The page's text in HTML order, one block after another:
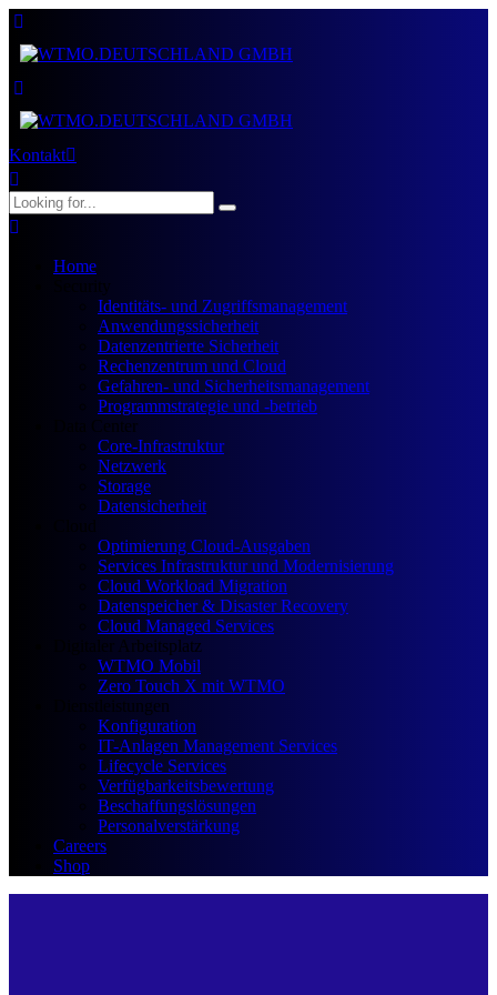
Kontakt
Home
Security
Identitäts- und Zugriffsmanagement
Anwendungssicherheit
Datenzentrierte Sicherheit
Rechenzentrum und Cloud
Gefahren- und Sicherheitsmanagement
Programmstrategie und -betrieb
Data Center
Core-Infrastruktur
Netzwerk
Storage
Datensicherheit
Optimierung Cloud-Ausgaben
Services Infrastruktur und Modernisierung
Cloud Workload Migration
Datenspeicher & Disaster Recovery
Cloud Managed Services
Digitaler Arbeitsplatz
WTMO Mobil
Zero Touch X mit WTMO
Dienstleistungen
Konfiguration
IT-Anlagen Management Services
Lifecycle Services
Verfügbarkeitsbewertung
Beschaffungslösungen
Personalverstärkung
Careers
Shop